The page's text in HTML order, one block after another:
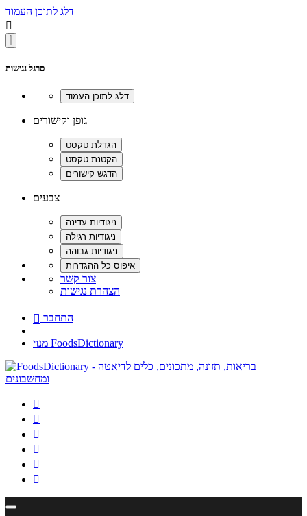
דלג לתוכן העמוד

סרגל נגישות
גופן וקישורים
צבעים
צור קשר
הצהרת נגישות
 התחבר
מנוי FoodsDictionary





